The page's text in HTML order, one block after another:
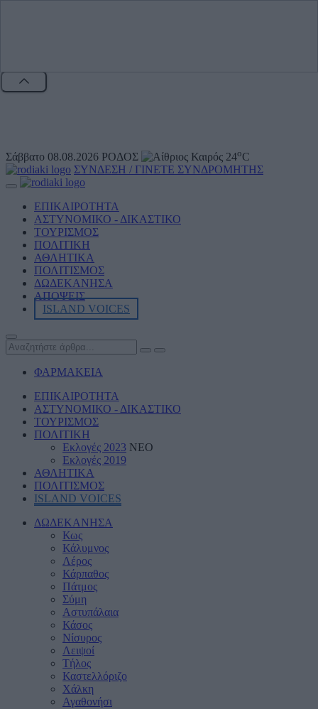
Σάββατο 08.08.2026 ΡΟΔΟΣ 24oC
ΣΥΝΔΕΣΗ / ΓΙΝΕΤΕ ΣΥΝΔΡΟΜΗΤΗΣ
ΕΠΙΚΑΙΡΟΤΗΤΑ
ΑΣΤΥΝΟΜΙΚΟ - ΔΙΚΑΣΤΙΚΟ
ΤΟΥΡΙΣΜΟΣ
ΠΟΛΙΤΙΚΗ
ΑΘΛΗΤΙKA
ΠΟΛΙΤΙΣΜΟΣ
ΔΩΔΕΚΑΝΗΣΑ
ΑΠΟΨΕΙΣ
ISLAND VOICES
ΦΑΡΜΑΚΕΙΑ
ΕΠΙΚΑΙΡΟΤΗΤΑ
ΑΣΤΥΝΟΜΙΚΟ - ΔΙΚΑΣΤΙΚΟ
ΤΟΥΡΙΣΜΟΣ
ΠΟΛΙΤΙΚΗ
Εκλογές 2023 ΝΕΟ
Εκλογές 2019
ΑΘΛΗΤΙΚΑ
ΠΟΛΙΤΙΣΜΟΣ
ISLAND VOICES
ΔΩΔΕΚΑΝΗΣΑ
Κως
Κάλυμνος
Λέρος
Κάρπαθος
Πάτμος
Σύμη
Αστυπάλαια
Κάσος
Νίσυρος
Λειψοί
Τήλος
Καστελλόριζο
Χάλκη
Αγαθονήσι